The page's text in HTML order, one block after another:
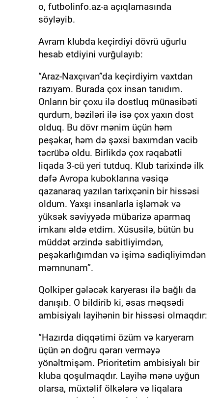
o, futbolinfo.az-a açıqlamasında
söyləyib.
Avram klubda keçirdiyi dövrü uğurlu
hesab etdiyini vurğulayıb:
“Araz-Naxçıvan”da keçirdiyim vaxtdan
razıyam. Burada çox insan tanıdım.
Onların bir çoxu ilə dostluq münasibəti
qurdum, bəziləri ilə isə çox yaxın dost
olduq. Bu dövr mənim üçün həm
peşəkar, həm də şəxsi baxımdan vacib
təcrübə oldu. Birlikdə çox rəqabətli
liqada 3-cü yeri tutduq. Klub tarixində ilk
dəfə Avropa kuboklarına vəsiqə
qazanaraq yazılan tarixçənin bir hissəsi
oldum. Yaxşı insanlarla işləmək və
yüksək səviyyədə mübarizə aparmaq
imkanı əldə etdim. Xüsusilə, bütün bu
müddət ərzində sabitliyimdən,
peşəkarlığımdan və işimə sadiqliyimdən
məmnunam”.
Qolkiper gələcək karyerası ilə bağlı da
danışıb. O bildirib ki, əsas məqsədi
ambisiyalı layihənin bir hissəsi olmaqdır:
“Hazırda diqqətimi özüm və karyeram
üçün ən doğru qərarı verməyə
yönəltmişəm. Prioritetim ambisiyalı bir
kluba qoşulmaqdır. Layihə mənə uyğun
olarsa, müxtəlif ölkələrə və liqalara